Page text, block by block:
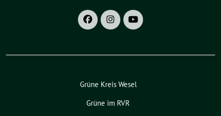
Grüne Kreis Wesel
Grüne im RVR